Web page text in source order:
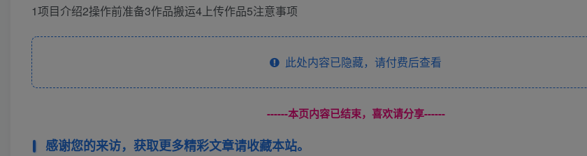
1项目介绍2操作前准备3作品搬运4上传作品5注意事项
此处内容已隐藏，请付费后查看
------本页内容已结束，喜欢请分享------
感谢您的来访，获取更多精彩文章请收藏本站。